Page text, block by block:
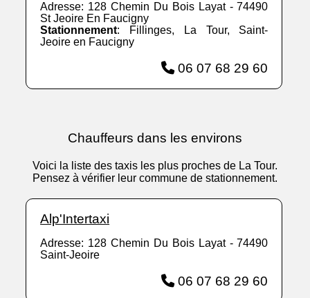
Adresse: 128 Chemin Du Bois Layat - 74490
St Jeoire En Faucigny
Stationnement: Fillinges, La Tour, Saint-
Jeoire en Faucigny
06 07 68 29 60
Chauffeurs dans les environs
Voici la liste des taxis les plus proches de La Tour.
Pensez à vérifier leur commune de stationnement.
Alp'Intertaxi
Adresse: 128 Chemin Du Bois Layat - 74490
Saint-Jeoire
06 07 68 29 60